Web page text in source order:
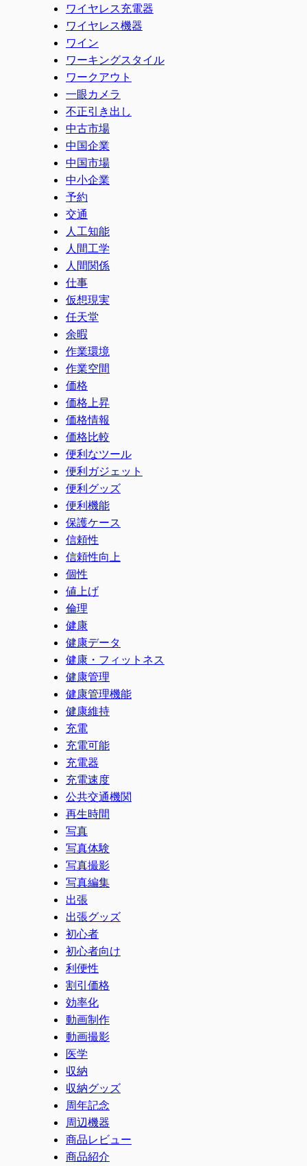
ワイヤレス充電器
ワイヤレス機器
ワイン
ワーキングスタイル
ワークアウト
一眼カメラ
不正引き出し
中古市場
中国企業
中国市場
中小企業
予約
交通
人工知能
人間工学
人間関係
仕事
仮想現実
任天堂
余暇
作業環境
作業空間
価格
価格上昇
価格情報
価格比較
便利なツール
便利ガジェット
便利グッズ
便利機能
保護ケース
信頼性
信頼性向上
個性
値上げ
倫理
健康
健康データ
健康・フィットネス
健康管理
健康管理機能
健康維持
充電
充電可能
充電器
充電速度
公共交通機関
再生時間
写真
写真体験
写真撮影
写真編集
出張
出張グッズ
初心者
初心者向け
利便性
割引価格
効率化
動画制作
動画撮影
医学
収納
収納グッズ
周年記念
周辺機器
商品レビュー
商品紹介